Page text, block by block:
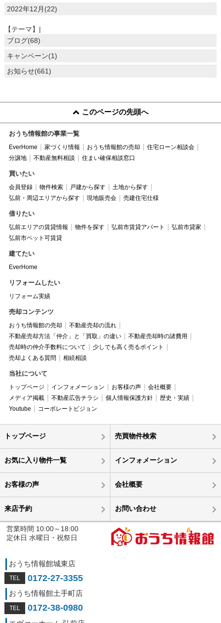
2022年12月(22)
【テーマ】|
ブログ(68)
キャンペーン(1)
お知らせ(661)
このページの先頭へ
おうち情報館の事業一覧
EverHome 家づくり情報 おうち情報館の売却
住宅ローン相談会
分譲地
不動産無料相談 住まい確保相談窓口
買いたい
会員登録 物件検索 戸建から探す
土地から探す
弘前・周辺エリアから探す
現地販売会 売建住宅仕様
借りたい
弘前エリアの賃貸情報 物件を探す 弘前市賃貸アパート
弘前市貸家
弘前市ペット可賃貸
建てたい
EverHome
リフォームしたい
リフォーム実績
売却コンテンツ
おうち情報館の売却
不動産売却の流れ
不動産売却方法「仲介」と「買取」の違い
不動産売却時の諸費用
売却時の仲介手数料について
少しでも高く売るポイント
売却よくある質問
相続相談
当社について
トップページ インフォメーション お客様の声
会社概要
メディア掲載
不動産広告チラシ 個人情報保護方針
歴史・実績
Youtube
コーポレートビジョン
トップページ 売買物件検索
お気に入り物件一覧 インフォメーション
お客様の声 会社概要
来店予約 お問い合わせ
営業時間 10:00～18:00
定休日 水曜日・祝祭日
おうち情報館城東店
0172-27-3355
おうち情報館土手町店
0172-38-0980